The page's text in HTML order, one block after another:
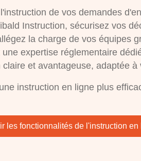
de vos demandes
Instruction, sécurisez vos
la charge de vos équipes
une expertise réglementaire
claire et avantageuse, adaptée à
instruction en ligne plus
les fonctionnalités de l'instruction en